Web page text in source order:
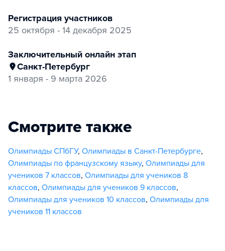
регистрация участников
25 октября - 14 декабря 2025
заключительный онлайн этап
Санкт-Петербург
1 января - 9 марта 2026
Смотрите также
Олимпиады СПбГУ, Олимпиады в Санкт-Петербурге,
Олимпиады по французскому языку, Олимпиады для
учеников 7 классов, Олимпиады для учеников 8
классов, Олимпиады для учеников 9 классов,
Олимпиады для учеников 10 классов, Олимпиады для
учеников 11 классов